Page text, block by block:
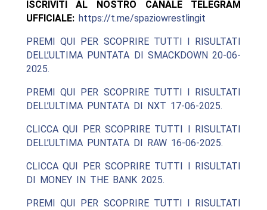
ISCRIVITI AL NOSTRO CANALE TELEGRAM
UFFICIALE: https://t.me/spaziowrestlingit
PREMI QUI PER SCOPRIRE TUTTI I RISULTATI
DELL’ULTIMA PUNTATA DI SMACKDOWN 20-06-
2025.
PREMI QUI PER SCOPRIRE TUTTI I RISULTATI
DELL’ULTIMA PUNTATA DI NXT 17-06-2025.
CLICCA QUI PER SCOPRIRE TUTTI I RISULTATI
DELL’ULTIMA PUNTATA DI RAW 16-06-2025.
CLICCA QUI PER SCOPRIRE TUTTI I RISULTATI
DI MONEY IN THE BANK 2025.
PREMI QUI PER SCOPRIRE TUTTI I RISULTATI